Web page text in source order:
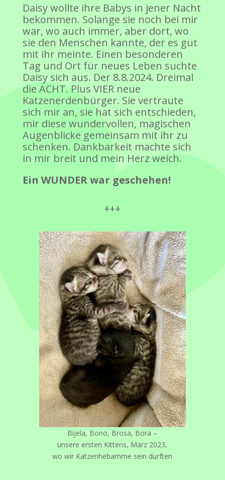
Daisy wollte ihre Babys in jener Nacht
bekommen. Solange sie noch bei mir
war, wo auch immer, aber dort, wo
sie den Menschen kannte, der es gut
mit ihr meinte. Einen besonderen
Tag und Ort für neues Leben suchte
Daisy sich aus. Der 8.8.2024. Dreimal
die ACHT. Plus VIER neue
Katzenerdenbürger. Sie vertraute
sich mir an, sie hat sich entschieden,
mir diese wundervollen, magischen
Augenblicke gemeinsam mit ihr zu
schenken. Dankbarkeit machte sich
in mir breit und mein Herz weich.
Ein WUNDER war geschehen!
+++
Bijela, Bono, Brosa, Bora –
unsere ersten Kittens, März 2023,
wo wir Katzenhebamme sein durften